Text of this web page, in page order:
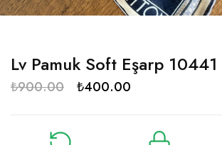
Lv Pamuk Soft Eşarp
₺900.00 ₺400.00